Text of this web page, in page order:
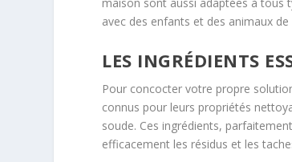
maison sont aussi adaptées à tous
avec des enfants et des animaux
LES INGRÉDIENTS
Pour concocter votre propre
connus pour leurs propriétés
soude. Ces ingrédients,
efficacement les résidus et les